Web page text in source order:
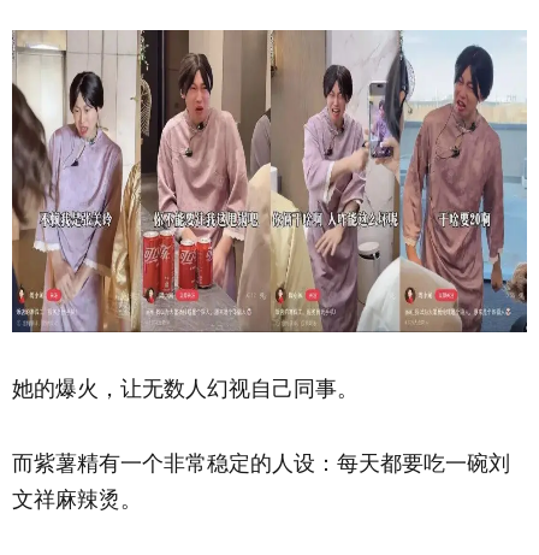
她的爆火，让无数人幻视自己同事。
而紫薯精有一个非常稳定的人设：每天都要吃一碗刘
文祥麻辣烫。